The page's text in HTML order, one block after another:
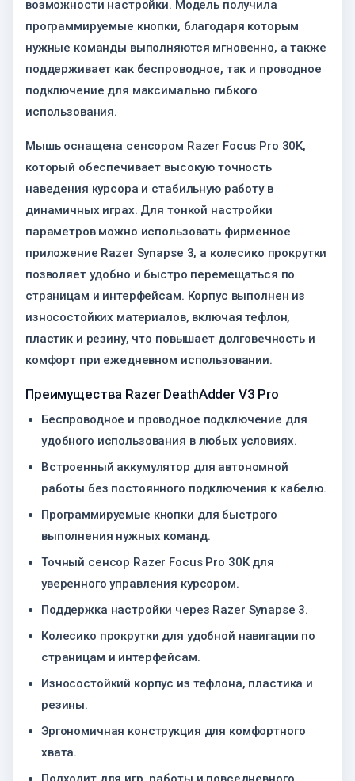
возможности настройки. Модель получила
программируемые кнопки, благодаря которым
нужные команды выполняются мгновенно, а также
поддерживает как беспроводное, так и проводное
подключение для максимально гибкого
использования.
Мышь оснащена сенсором Razer Focus Pro 30K,
который обеспечивает высокую точность
наведения курсора и стабильную работу в
динамичных играх. Для тонкой настройки
параметров можно использовать фирменное
приложение Razer Synapse 3, а колесико прокрутки
позволяет удобно и быстро перемещаться по
страницам и интерфейсам. Корпус выполнен из
износостойких материалов, включая тефлон,
пластик и резину, что повышает долговечность и
комфорт при ежедневном использовании.
Преимущества Razer DeathAdder V3 Pro
Беспроводное и проводное подключение для
удобного использования в любых условиях.
Встроенный аккумулятор для автономной
работы без постоянного подключения к кабелю.
Программируемые кнопки для быстрого
выполнения нужных команд.
Точный сенсор Razer Focus Pro 30K для
уверенного управления курсором.
Поддержка настройки через Razer Synapse 3.
Колесико прокрутки для удобной навигации по
страницам и интерфейсам.
Износостойкий корпус из тефлона, пластика и
резины.
Эргономичная конструкция для комфортного
хвата.